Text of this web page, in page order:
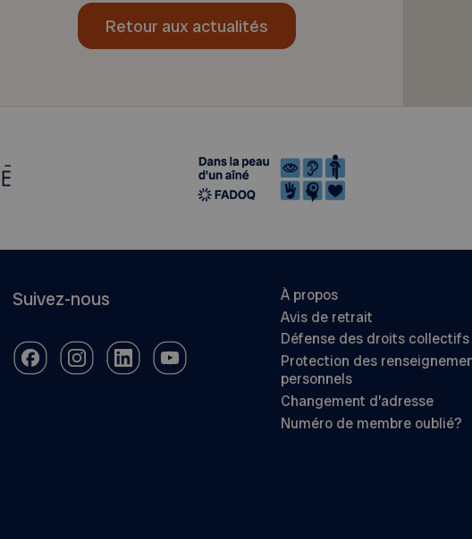
Retour aux actualités
Suivez-nous
À propos
Avis de retrait
Défense des droits collectifs
Protection des
personnels
Changement d’adresse
Numéro de membre oublié?